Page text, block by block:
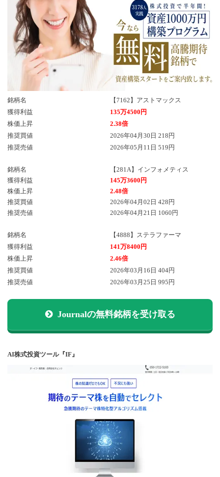
銘柄名
【7162】アストマックス
獲得利益
135万4500円
株価上昇
2.38倍
推奨買値
2026年04月30日 218円
推奨売値
2026年05月11日 519円
銘柄名
【281A】インフォメティス
獲得利益
145万3600円
株価上昇
2.48倍
推奨買値
2026年04月02日 428円
推奨売値
2026年04月21日 1060円
銘柄名
【4888】ステラファーマ
獲得利益
141万8400円
株価上昇
2.46倍
推奨買値
2026年03月16日 404円
推奨売値
2026年03月25日 995円
Journalの無料銘柄を受け取る
AI株式投資ツール『IF』